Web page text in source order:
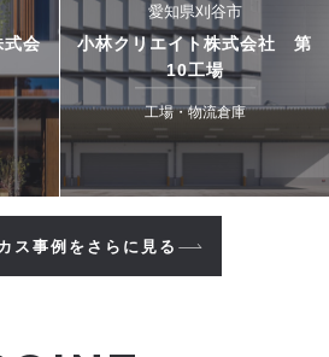
式会
愛知県刈谷市
小林クリエイト株式会社 第
10工場
工場・物流倉庫
ス事例をさらに見る